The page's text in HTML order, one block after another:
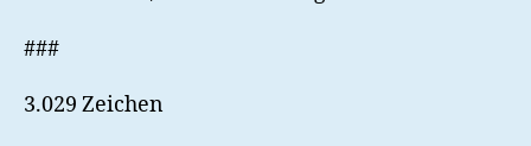
###
3.029 Zeichen